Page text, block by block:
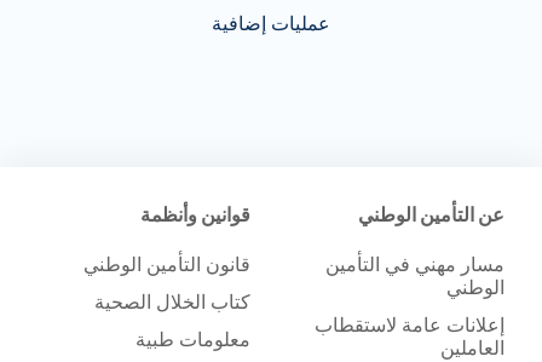
عمليات إضافية
عن التأمين الوطني
مسار مهني في التأمين
الوطني
إعلانات عامة لاستقطاب
العاملين
قوانين وأنظمة
قانون التأمين الوطني
كتاب الخلال الصحية
معلومات طبية